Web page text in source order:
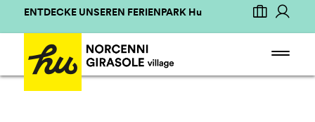
ENTDECKE UNSEREN FERIENPARK Hu